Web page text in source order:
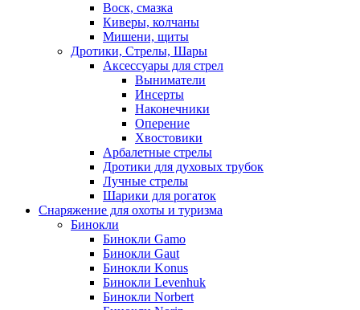
Воск, смазка
Киверы, колчаны
Мишени, щиты
Дротики, Стрелы, Шары
Аксессуары для стрел
Выниматели
Инсерты
Наконечники
Оперение
Хвостовики
Арбалетные стрелы
Дротики для духовых трубок
Лучные стрелы
Шарики для рогаток
Снаряжение для охоты и туризма
Бинокли
Бинокли Gamo
Бинокли Gaut
Бинокли Konus
Бинокли Levenhuk
Бинокли Norbert